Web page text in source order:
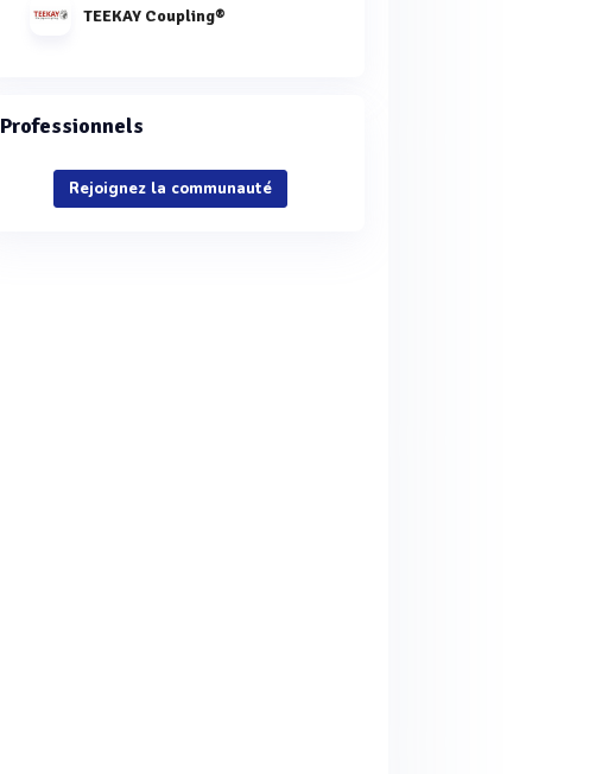
TEEKAY Coupling®
Professionnels
Rejoignez la communauté